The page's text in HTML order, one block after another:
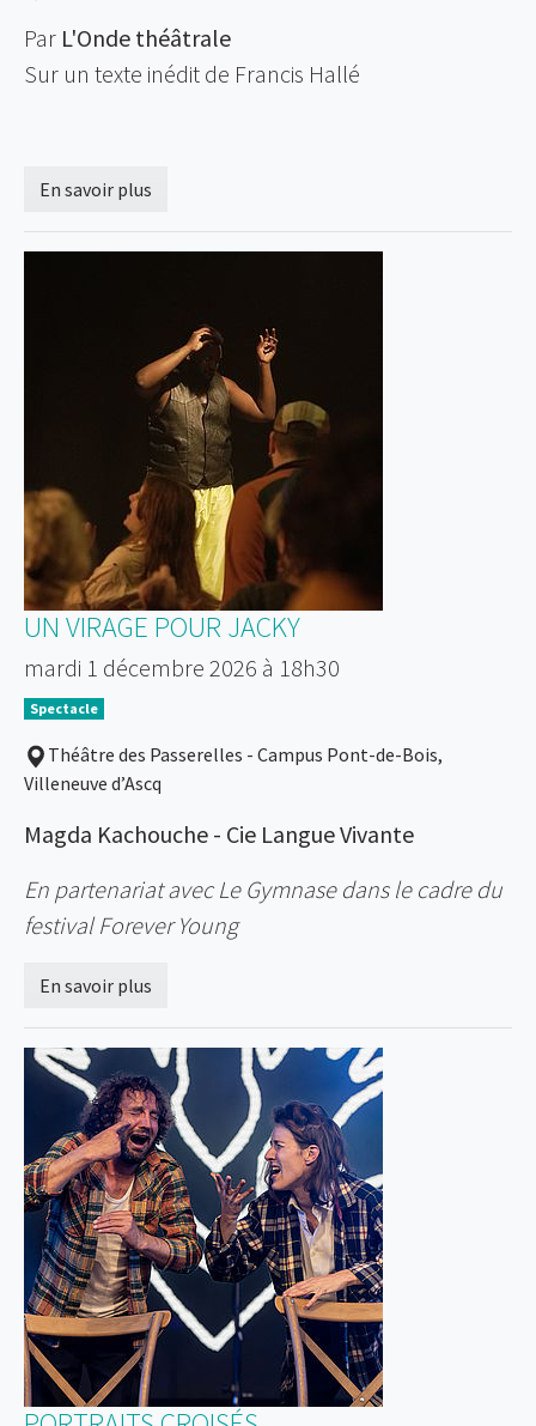
Par L'Onde théâtrale
Sur un texte inédit de Francis Hallé
En savoir plus
UN VIRAGE POUR JACKY
mardi 1 décembre 2026 à 18h30
Spectacle
Théâtre des Passerelles - Campus Pont-de-Bois,
Villeneuve d’Ascq
Magda Kachouche - Cie Langue Vivante
En partenariat avec Le Gymnase dans le cadre du
festival Forever Young
En savoir plus